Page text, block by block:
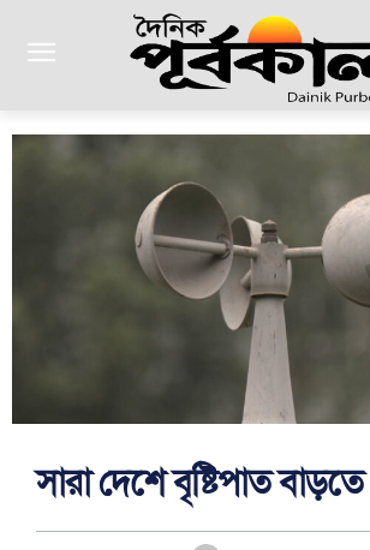
সারা দেশে বৃষ্টিপাত